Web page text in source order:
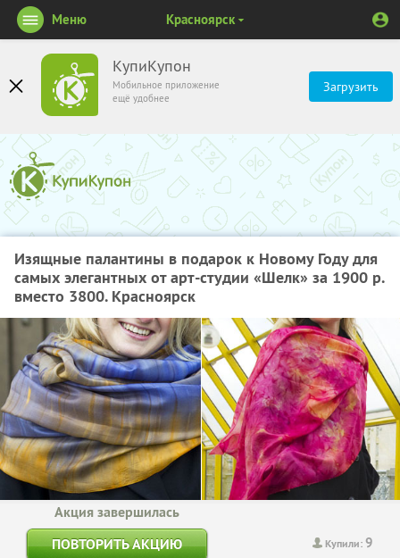
КупиКупон
Мобильное приложение
ещё удобнее
Загрузить
Меню Красноярск
Изящные палантины в подарок к Новому Году для
самых элегантных от арт-студии «Шелк» за 1900 р.
вместо 3800. Красноярск
Купили:9
Акция завершилась
ПОВТОРИТЬ АКЦИЮ